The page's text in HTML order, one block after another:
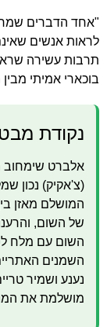
"אחד הדברים
לראות אנשים
תרבות עשירה
בוכארי אמיתי
נקודת
אלברט שימחוב
(צ'אקיק) נכון
המושלם מאזן
של השום,
השום עם מלח
השמנים
נענע ושמיר
מושלמת את